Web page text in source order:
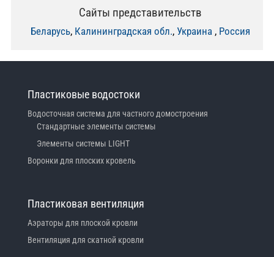
Сайты представительств
Беларусь, Калининградская обл., Украина , Россия
Пластиковые водостоки
Водосточная система для частного домостроения
Стандартные элементы системы
Элементы системы LIGHT
Воронки для плоских кровель
Пластиковая вентиляция
Аэраторы для плоской кровли
Вентиляция для скатной кровли